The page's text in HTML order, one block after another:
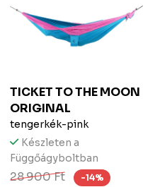
TICKET TO THE MOON
ORIGINAL
tengerkék-pink
Készleten a
Függőágyboltban
28 900 Ft -14%